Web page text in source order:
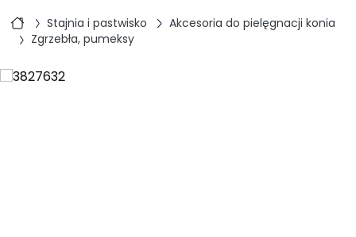
Stajnia i pastwisko
Akcesoria do pielęgnacji konia
Zgrzebła, pumeksy